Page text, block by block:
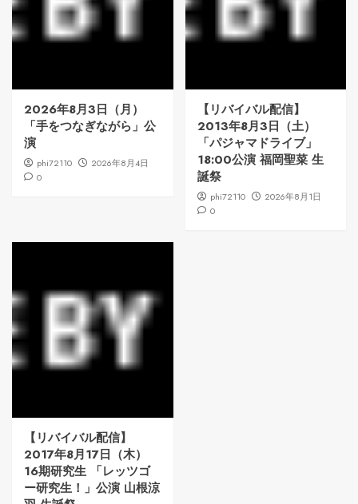
2026年8月3日（月）
「手をつなぎながら」公
演
phi72110
2026年8月4日
0
【リバイバル配信】
2013年8月3日（土）
「パジャマドライブ」
18:00公演 福岡聖菜 生
誕祭
phi72110
2026年8月1日
0
【リバイバル配信】
2017年8月17日（木）
16期研究生 「レッツゴ
ー研究生！」公演 山根涼